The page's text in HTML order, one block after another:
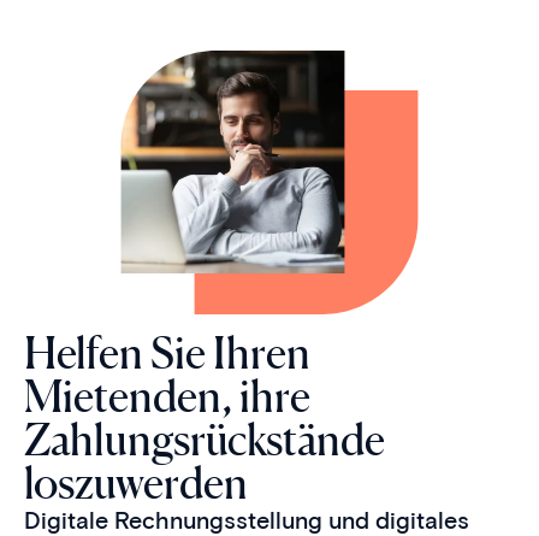
Helfen Sie Ihren
Mietenden, ihre
Zahlungsrückstände
loszuwerden
Digitale Rechnungsstellung und digitales